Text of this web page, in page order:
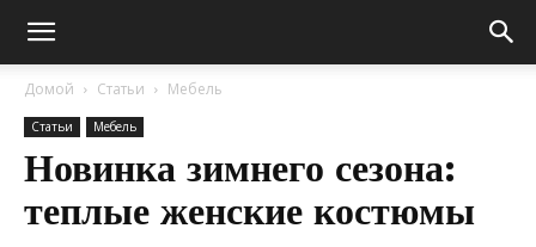
Домой Статьи Мебель
Статьи Мебель
Новинка зимнего сезона:
теплые женские костюмы